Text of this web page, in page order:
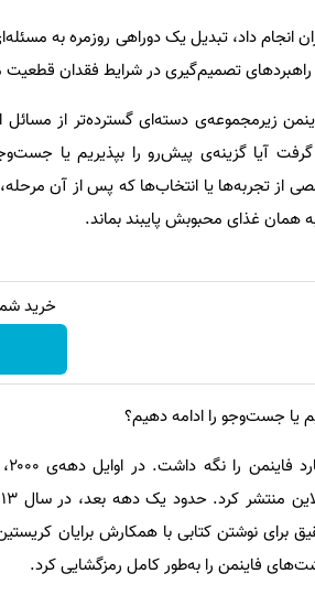
انجام داد، تبدیل یک دوراهی روزمره به
تصمیم‌گیری در شرایط فقدان قطعیت
زیرمجموعه‌ی دسته‌ای گسترده‌تر از مسائل
آیا گزینه‌ی پیش‌رو را بپذیریم یا
از تجربه‌ها یا انتخاب‌ها که پس از آن مرحله،
همان غذای محبوبش پایبند بماند.
خرید شمش
یا جست‌وجو را ادامه دهیم؟
برای نوشتن کتابی با همکارش برایان
فاینمن را به‌طور کامل رمزگشایی کرد.